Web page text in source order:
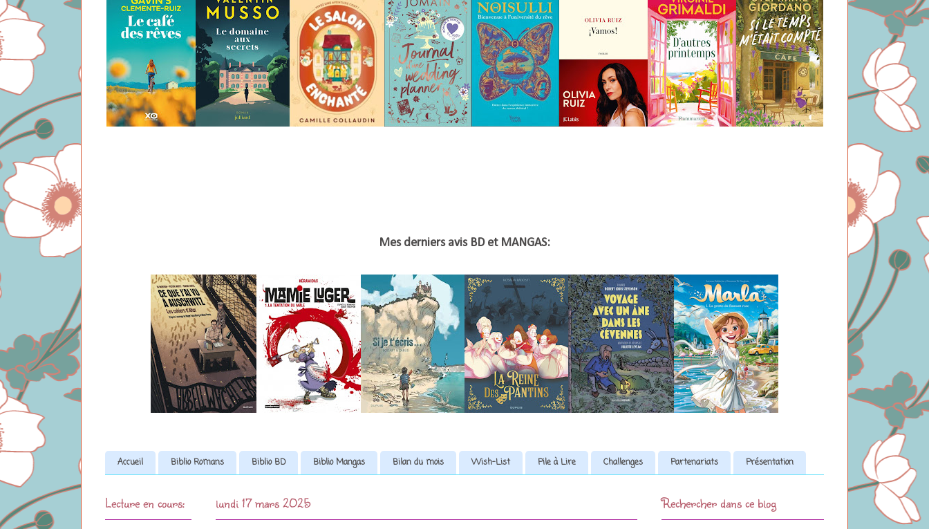
Mes derniers avis BD et MANGAS:
Accueil Biblio Romans Biblio BD Biblio Mangas Bilan du mois Wish-List Pile à Lire Challenges Partenariats Présentation
lundi 17 mars 2025
Lecture en cours: Rechercher dans ce blog